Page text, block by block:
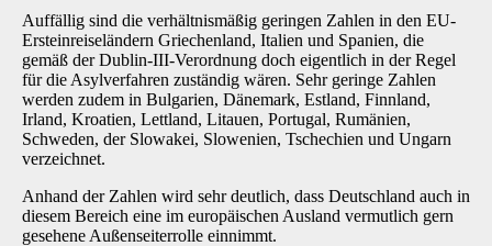
Auffällig sind die verhältnismäßig geringen Zahlen in den EU-
Ersteinreiseländern Griechenland, Italien und Spanien, die
gemäß der Dublin-III-Verordnung doch eigentlich in der Regel
für die Asylverfahren zuständig wären. Sehr geringe Zahlen
werden zudem in Bulgarien, Dänemark, Estland, Finnland,
Irland, Kroatien, Lettland, Litauen, Portugal, Rumänien,
Schweden, der Slowakei, Slowenien, Tschechien und Ungarn
verzeichnet.
Anhand der Zahlen wird sehr deutlich, dass Deutschland auch in
diesem Bereich eine im europäischen Ausland vermutlich gern
gesehene Außenseiterrolle einnimmt.